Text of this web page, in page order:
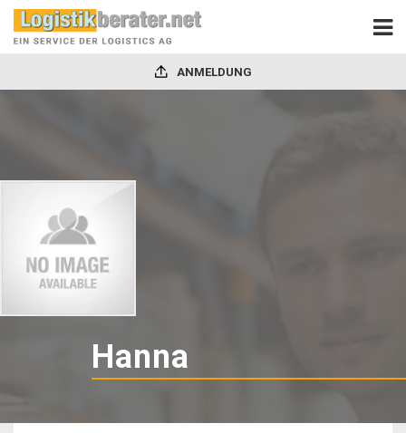
ANMELDUNG
Hanna